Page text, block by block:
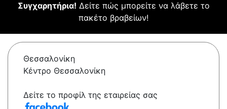
Συγχαρητήρια! Δείτε πώς μπορείτε να λάβετε το
πακέτο βραβείων!
Θεσσαλονίκη
Κέντρο Θεσσαλονίκη
Δείτε το προφίλ της εταιρείας σας